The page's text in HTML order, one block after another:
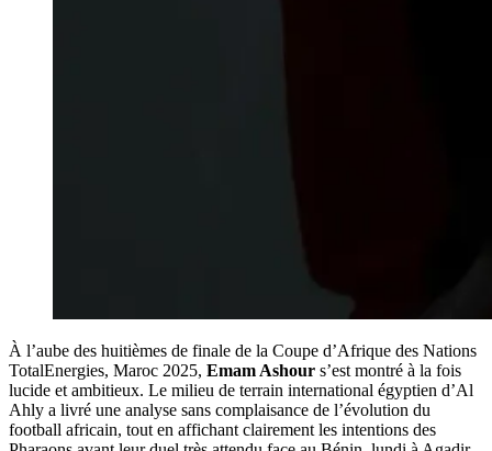
À l’aube des huitièmes de finale de la Coupe d’Afrique des Nations
TotalEnergies, Maroc 2025, Emam Ashour s’est montré à la fois
lucide et ambitieux. Le milieu de terrain international égyptien d’Al
Ahly a livré une analyse sans complaisance de l’évolution du
football africain, tout en affichant clairement les intentions des